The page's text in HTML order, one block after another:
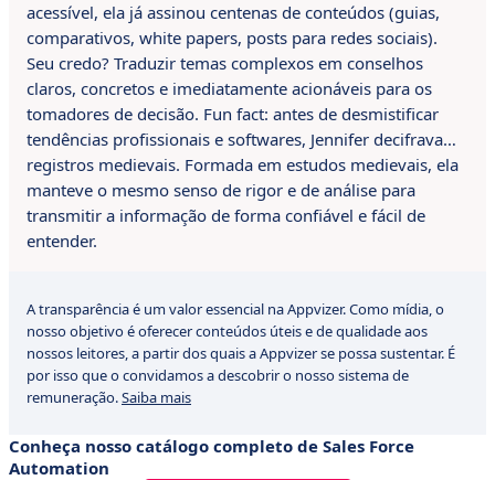
acessível, ela já assinou centenas de conteúdos (guias,
comparativos, white papers, posts para redes sociais).
Seu credo? Traduzir temas complexos em conselhos
claros, concretos e imediatamente acionáveis para os
tomadores de decisão. Fun fact: antes de desmistificar
tendências profissionais e softwares, Jennifer decifrava…
registros medievais. Formada em estudos medievais, ela
manteve o mesmo senso de rigor e de análise para
transmitir a informação de forma confiável e fácil de
entender.
A transparência é um valor essencial na Appvizer. Como mídia, o
nosso objetivo é oferecer conteúdos úteis e de qualidade aos
nossos leitores, a partir dos quais a Appvizer se possa sustentar. É
por isso que o convidamos a descobrir o nosso sistema de
remuneração.Saiba mais
Conheça nosso catálogo completo de Sales Force
Automation